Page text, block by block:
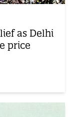
as Delhi
price